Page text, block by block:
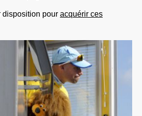
disposition pour acquérir ces